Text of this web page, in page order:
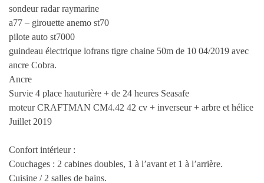
sondeur radar raymarine
a77 – girouette anemo st70
pilote auto st7000
guindeau électrique lofrans tigre chaine 50m de 10 04/2019 avec
ancre Cobra.
Ancre
Survie 4 place hauturière + de 24 heures Seasafe
moteur CRAFTMAN CM4.42 42 cv + inverseur + arbre et hélice
Juillet 2019
Confort intérieur :
Couchages : 2 cabines doubles, 1 à l’avant et 1 à l’arrière.
Cuisine / 2 salles de bains.